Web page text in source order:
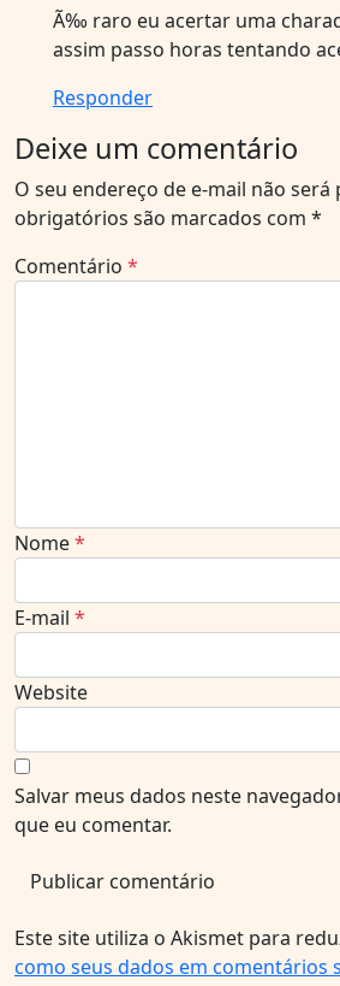
Ã‰ raro eu acertar uma
assim passo horas tentando
Responder
Deixe um comentário
O seu endereço de e-mail não será
obrigatórios são marcados com *
Comentário *
Nome*
E-mail *
Website
Salvar meus dados neste
que eu comentar.
Este site utiliza o Akismet para
como seus dados em comentários